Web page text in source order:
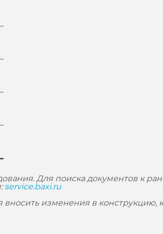
Для поиска документов к
service.baxi.ru
вносить изменения в